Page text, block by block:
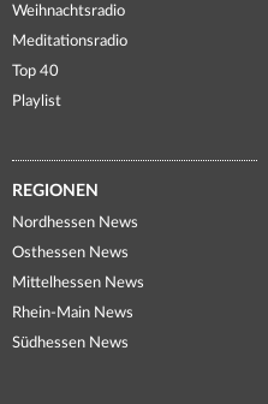
Weihnachtsradio
Meditationsradio
Top 40
Playlist
REGIONEN
Nordhessen News
Osthessen News
Mittelhessen News
Rhein-Main News
Südhessen News